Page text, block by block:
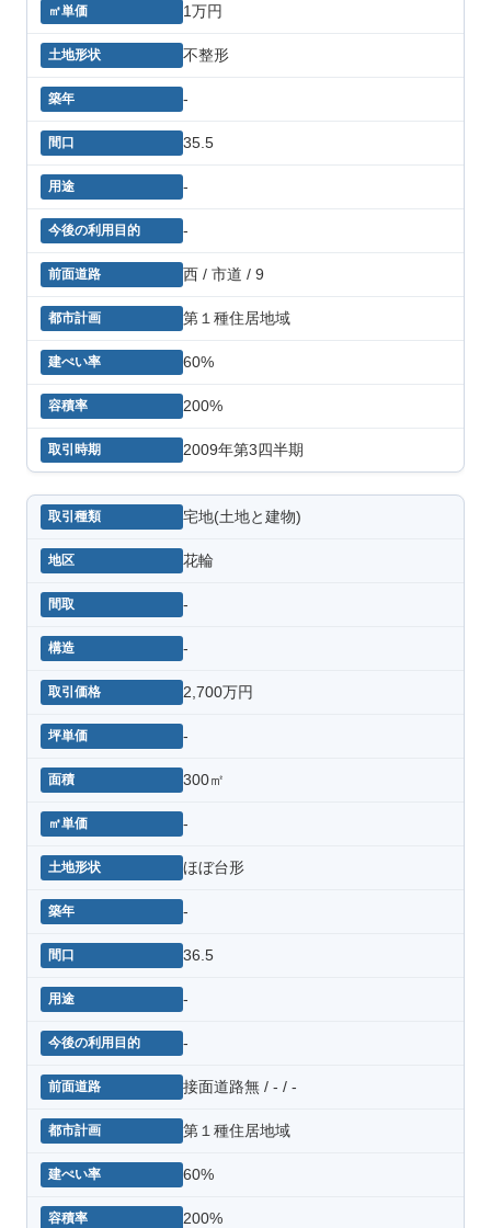
1万円
不整形
-
35.5
-
-
西 / 市道 / 9
第１種住居地域
60%
200%
2009年第3四半期
宅地(土地と建物)
花輪
-
-
2,700万円
-
300㎡
-
ほぼ台形
-
36.5
-
-
接面道路無 / - / -
第１種住居地域
60%
200%